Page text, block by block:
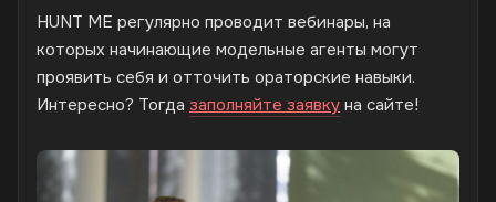
HUNT ME регулярно проводит вебинары, на
которых начинающие модельные агенты могут
проявить себя и отточить ораторские навыки.
Интересно? Тогда заполняйте заявку на сайте!